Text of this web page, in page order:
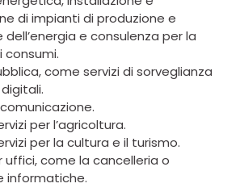
di impianti di produzione e
dell’energia e consulenza per la
consumi.
come servizi di sorveglianza
per l’agricoltura.
per la cultura e il turismo.
uffici, come la cancelleria o
informatiche.